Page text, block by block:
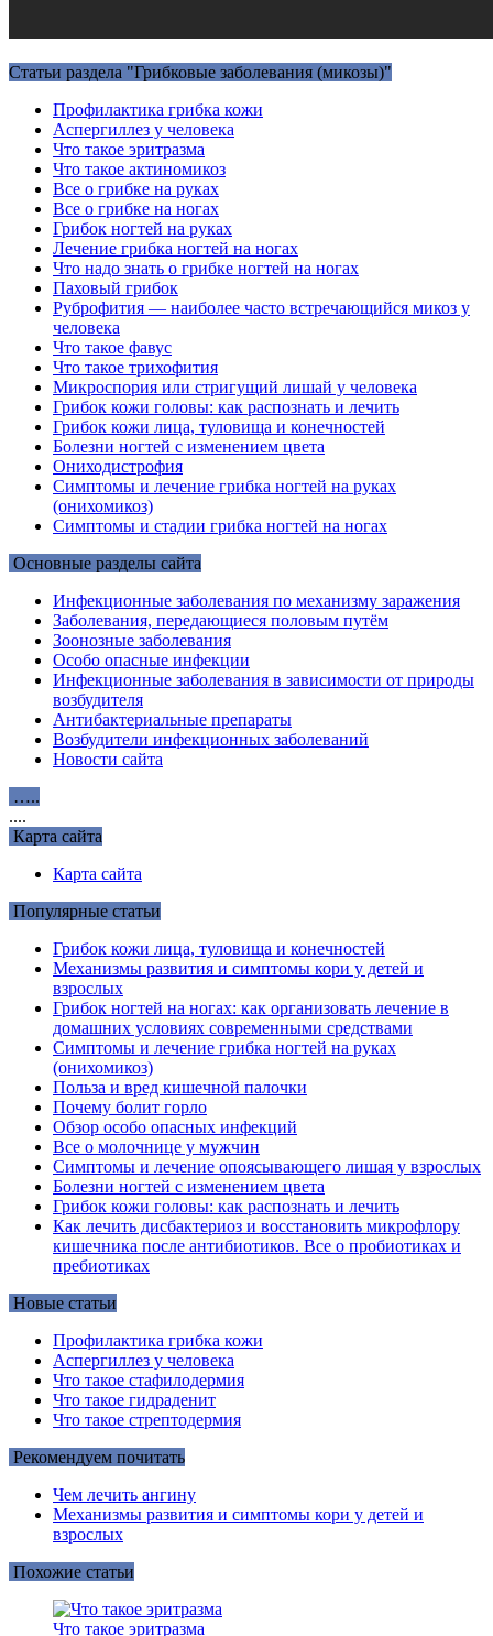
Статьи раздела "Грибковые заболевания (микозы)"
Профилактика грибка кожи
Аспергиллез у человека
Что такое эритразма
Что такое актиномикоз
Все о грибке на руках
Все о грибке на ногах
Грибок ногтей на руках
Лечение грибка ногтей на ногах
Что надо знать о грибке ногтей на ногах
Паховый грибок
Руброфития — наиболее часто встречающийся микоз у
человека
Что такое фавус
Что такое трихофития
Микроспория или стригущий лишай у человека
Грибок кожи головы: как распознать и лечить
Грибок кожи лица, туловища и конечностей
Болезни ногтей с изменением цвета
Ониходистрофия
Симптомы и лечение грибка ногтей на руках
(онихомикоз)
Симптомы и стадии грибка ногтей на ногах
Основные разделы сайта
Инфекционные заболевания по механизму заражения
Заболевания, передающиеся половым путём
Зоонозные заболевания
Особо опасные инфекции
Инфекционные заболевания в зависимости от природы
возбудителя
Антибактериальные препараты
Возбудители инфекционных заболеваний
Новости сайта
…..
....
Карта сайта
Карта сайта
Популярные статьи
Грибок кожи лица, туловища и конечностей
Механизмы развития и симптомы кори у детей и
взрослых
Грибок ногтей на ногах: как организовать лечение в
домашних условиях современными средствами
Симптомы и лечение грибка ногтей на руках
(онихомикоз)
Польза и вред кишечной палочки
Почему болит горло
Обзор особо опасных инфекций
Все о молочнице у мужчин
Симптомы и лечение опоясывающего лишая у взрослых
Болезни ногтей с изменением цвета
Грибок кожи головы: как распознать и лечить
Как лечить дисбактериоз и восстановить микрофлору
кишечника после антибиотиков. Все о пробиотиках и
пребиотиках
Новые статьи
Профилактика грибка кожи
Аспергиллез у человека
Что такое стафилодермия
Что такое гидраденит
Что такое стрептодермия
Рекомендуем почитать
Чем лечить ангину
Механизмы развития и симптомы кори у детей и
взрослых
Похожие статьи
Что такое эритразма